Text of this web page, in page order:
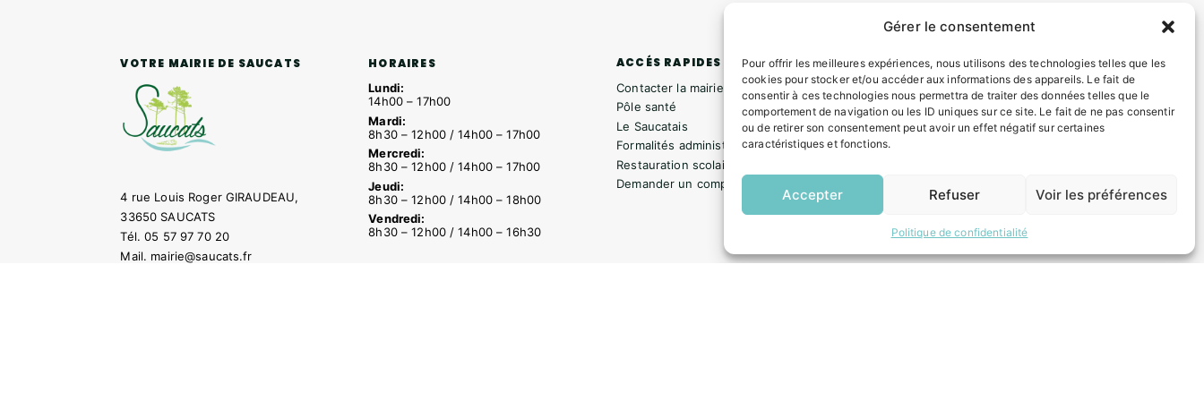
Gérer le consentement
Pour offrir les meilleures expériences, nous utilisons des technologies telles que les
cookies pour stocker et/ou accéder aux informations des appareils. Le fait de
consentir à ces technologies nous permettra de traiter des données telles que le
comportement de navigation ou les ID uniques sur ce site. Le fait de ne pas consentir
ou de retirer son consentement peut avoir un effet négatif sur certaines
caractéristiques et fonctions.
Accepter Refuser Voir les préférences
Politique de confidentialité
VOTRE MAIRIE DE SAUCATS
4 rue Louis Roger GIRAUDEAU,
33650 SAUCATS
Tél.05 57 97 70 20
Mail. mairie@saucats.fr
HORAIRES
Lundi:
14h00 – 17h00
Mardi:
8h30 – 12h00 / 14h00 – 17h00
Mercredi:
8h30 – 12h00 / 14h00 – 17h00
Jeudi:
8h30 – 12h00 / 14h00 – 18h00
Vendredi:
8h30 – 12h00 / 14h00 – 16h30
ACCÉS RAPIDES
Contacter la mairie
Pôle santé
Le Saucatais
Formalités administratives
Restauration scolaire
Demander un composteur
INFORMATIONS LÉGALES
Mentions légales
Politique de confidentialité
Plan du site
ESPACE MUNICIPALITÉ